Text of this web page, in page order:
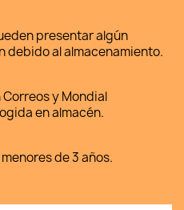
presentar algún
debido al almacenamiento.
y Mondial
en almacén.
de 3 años.